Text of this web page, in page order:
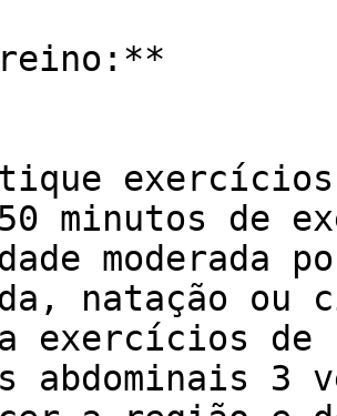
minutos de
moderada
natação ou
exercícios
abdominais 3